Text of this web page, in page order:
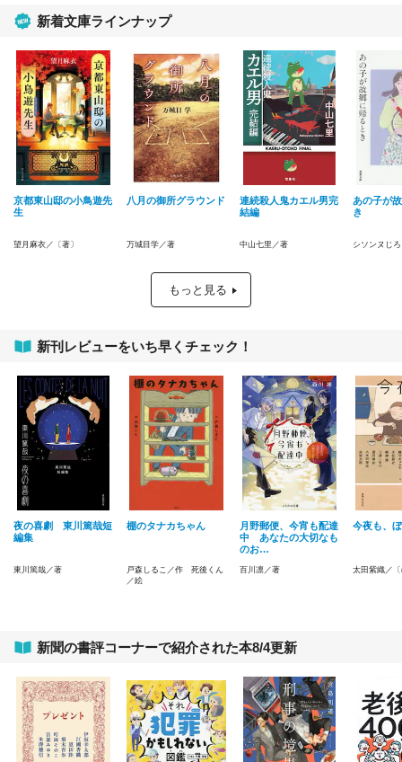
新着文庫ラインナップ
京都東山邸の小鳥遊先
生
望月麻衣／〔著〕
八月の御所グラウンド
万城目学／著
連続殺人鬼カエル男完
結編
中山七里／著
あの子が
き
シソンヌじ
もっと見る
新刊レビューをいち早くチェック！
夜の喜劇 東川篤哉短
編集
東川篤哉／著
棚のタナカちゃん
戸森しるこ／作 死後くん
／絵
月野郵便、今宵も配達
中 あなたの大切なも
のお…
百川凛／著
今夜も、
太田紫織／
新聞の書評コーナーで紹介された本8/4更新